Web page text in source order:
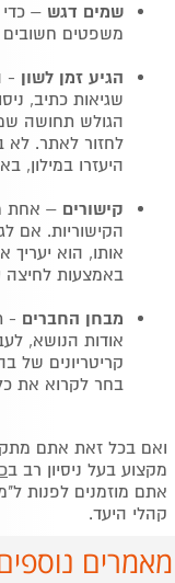
שמים דגש –
משפטים חשובים
הגיע זמן לשון -
שגיאות כתיב,
הגולש תחושה
לחזור לאתר. לא
היעזרו במילון,
קישורים – אחת
הקישוריות. אם
אותו, הוא
באמצעות
מבחן החברים -
אודות הנושא,
קריטריונים של
בחר לקרוא את
ואם בכל זאת אתם
מקצוע בעל ניסיון רב ב
אתם מוזמנים לפנות
קהלי היעד.
מאמרים